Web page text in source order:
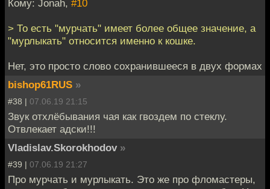
Кому: Jonah, #10
> То есть "мурчать" имеет более общее значение, а
"мурлыкать" относится именно к кошке.
Нет, это просто слово сохранившееся в двух формах
bishop61RUS »
#38 | 07.06.19 21:15
Звук отхлёбывания чая как гвоздем по стеклу.
Отвлекает адски!!!
Vladislav.Skorokhodov »
#39 | 07.06.19 21:27
Про мурчать и мурлыкать. Это же про фломастеры,